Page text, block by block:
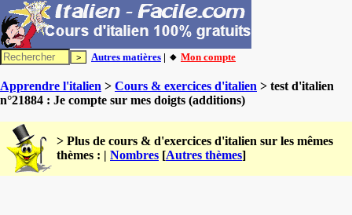
Autres matières | 🔸 Mon compte
Apprendre l'italien > Cours & exercices d'italien > test d'italien
n°21884 : Je compte sur mes doigts (additions)
> Plus de cours & d'exercices d'italien sur les mêmes
thèmes : | Nombres [Autres thèmes]